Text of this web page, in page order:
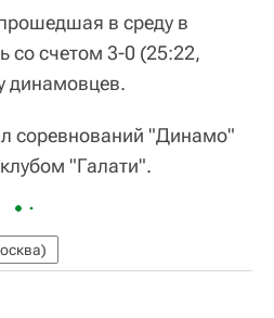
в среду в
со счетом 3-0 (25:22,
динамовцев.
соревнований "Динамо"
"Галати".